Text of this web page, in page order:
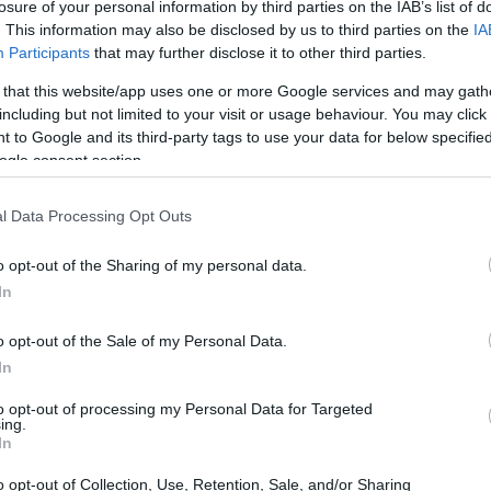
of your personal information by third parties on the IAB’s list of
This information may also be disclosed by us to third parties on the
Participants that may further disclose it to other third parties.
that this website/app uses one or more Google services and may
but not limited to your visit or usage behaviour. You may
to Google and its third-party tags to use your data for below
consent section.
Data Processing Opt Outs
opt-out of the Sharing of my personal data.
opt-out of the Sale of my Personal Data.
opt-out of processing my Personal Data for Targeted
opt-out of Collection, Use, Retention, Sale, and/or Sharing
lluviosos
comienza a caer, hay algo especial en el
aromas de los platos caseros llenan el
día gris en una experiencia acogedora. En
y deliciosas que no solo satisfacen el
de alegría a esos días lluviosos.